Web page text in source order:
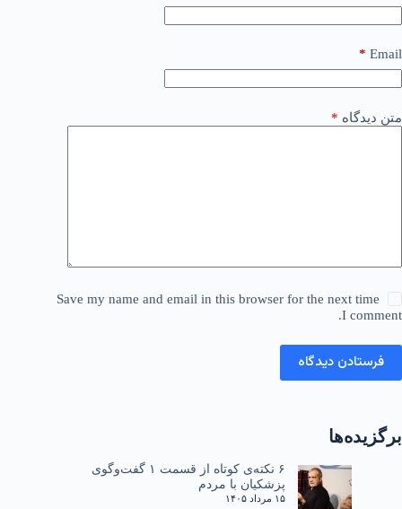
Email
*
متن دیدگاه *
Save my name and email in this browser for the next time
I comment.
فرستادن دیدگاه
برگزیده‌ها
۶ نکته‌ی کوتاه از قسمت ۱ گفت‌وگوی
پزشکیان با مردم
۱۵ مرداد ۱۴۰۵